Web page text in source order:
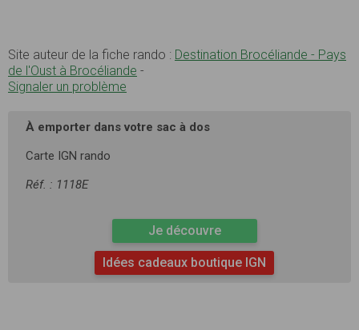
Site auteur de la fiche rando : Destination Brocéliande - Pays
de l'Oust à Brocéliande -
Signaler un problème
À emporter dans votre sac à dos
Carte IGN rando
Réf. : 1118E
Je découvre
Idées cadeaux boutique IGN